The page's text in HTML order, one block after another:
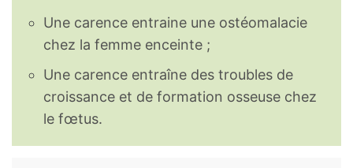
Une carence entraine une ostéomalacie
chez la femme enceinte ;
Une carence entraîne des troubles de
croissance et de formation osseuse chez
le fœtus.